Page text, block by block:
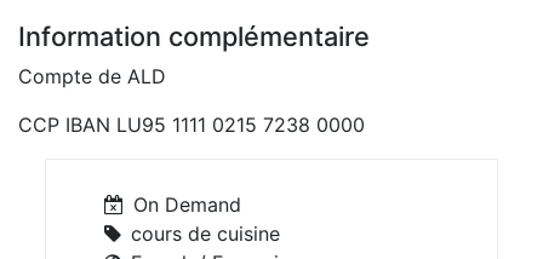
Information complémentaire
Compte de ALD
CCP IBAN LU95 1111 0215 7238 0000
On Demand
cours de cuisine